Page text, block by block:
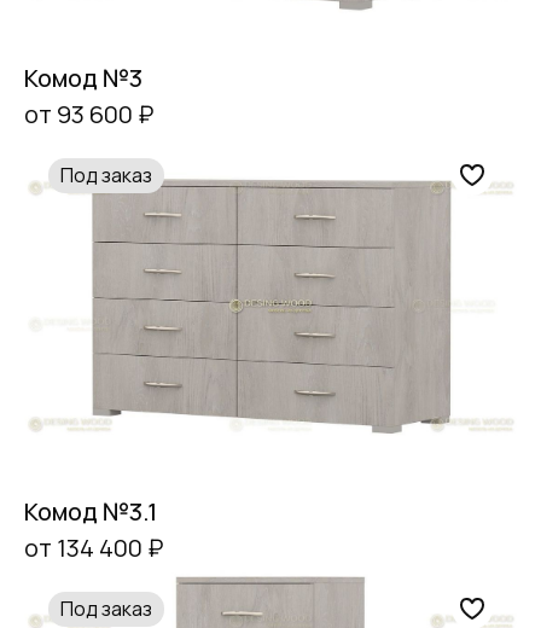
Комод №3
от 93 600 ₽
Под заказ
Комод №3.1
от 134 400 ₽
Под заказ